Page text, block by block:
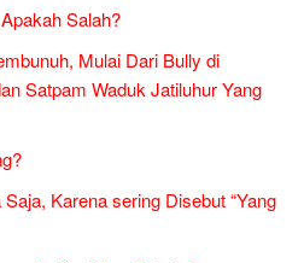
Salah?
Mulai Dari Bully di
Satpam Waduk Jatiluhur Yang
Karena sering Disebut “Yang